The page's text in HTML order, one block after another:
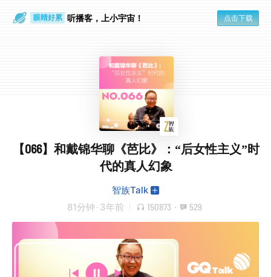
眼睛好累 听播客，上小宇宙！ 点击下载
【066】和戴锦华聊《芭比》：“后女性主义”时
代的真人幻象
智族Talk
81分钟 · 3年前 150873 · 529